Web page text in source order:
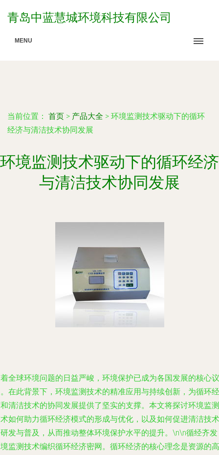
青岛中蓝慧城环境科技有限公司
MENU
当前位置： 首页 > 产品大全 > 环境监测技术驱动下的循环
经济与清洁技术协同发展
环境监测技术驱动下的循环经济
与清洁技术协同发展
全球环境问题的日益严峻，环境保护已成为各国发展的核心议
在此背景下，环境监测技术的精准应用与持续创新，为循环经
清洁技术的协同发展提供了坚实的支撑。本文将探讨环境监测
如何助力循环经济模式的形成与优化，以及如何促进清洁技术
发与普及，从而推动整体环境保护水平的提升。\n\n循经齐
监测技术编织循环经济密网。循环经济的核心理念是资源的高